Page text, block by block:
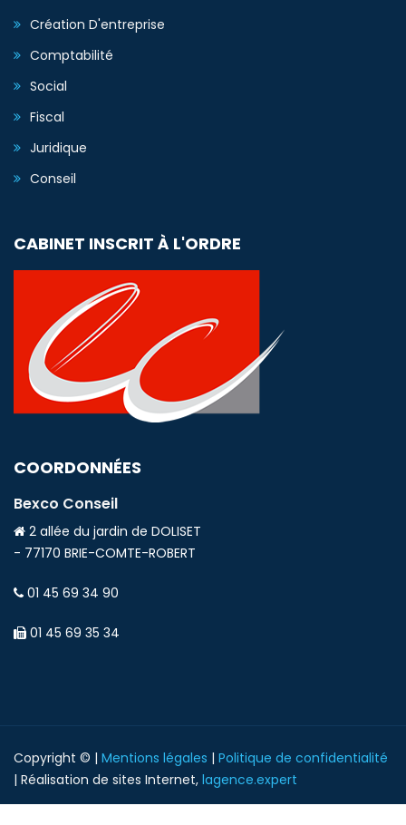
Création D'entreprise
Comptabilité
Social
Fiscal
Juridique
Conseil
CABINET INSCRIT À L'ORDRE
COORDONNÉES
Bexco Conseil
2 allée du jardin de DOLISET
- 77170 BRIE-COMTE-ROBERT
01 45 69 34 90
01 45 69 35 34
Copyright © | Mentions légales | Politique de confidentialité
| Réalisation de sites Internet, lagence.expert